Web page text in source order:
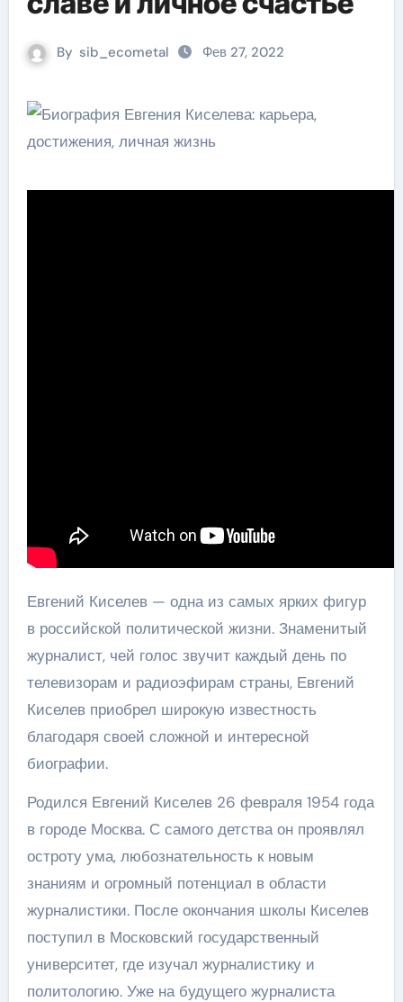
By sib_ecometal Фев 27, 2022
Евгений Киселев — одна из самых ярких фигур
в российской политической жизни. Знаменитый
журналист, чей голос звучит каждый день по
телевизорам и радиоэфирам страны, Евгений
Киселев приобрел широкую известность
благодаря своей сложной и интересной
биографии.
Родился Евгений Киселев 26 февраля 1954 года
в городе Москва. С самого детства он проявлял
остроту ума, любознательность к новым
знаниям и огромный потенциал в области
журналистики. После окончания школы Киселев
поступил в Московский государственный
университет, где изучал журналистику и
политологию. Уже на будущего журналиста